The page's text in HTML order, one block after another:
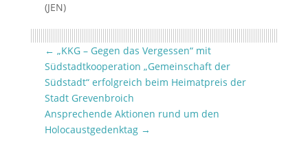
(JEN)
← „KKG – Gegen das Vergessen“ mit
Südstadtkooperation „Gemeinschaft der
Südstadt“ erfolgreich beim Heimatpreis der
Stadt Grevenbroich
Ansprechende Aktionen rund um den
Holocaustgedenktag→